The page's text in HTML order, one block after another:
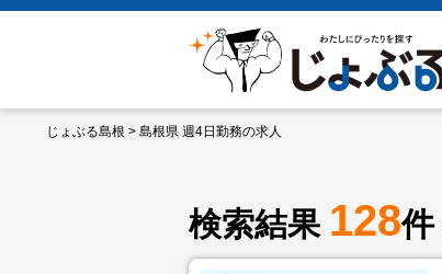
じょぶる島根 > 島根県 週4日勤務の求人
検索結果 128件